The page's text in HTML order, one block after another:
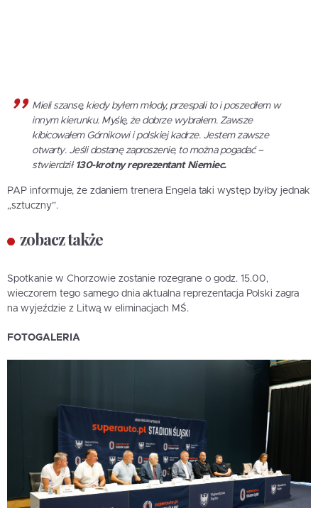
Mieli szansę, kiedy byłem młody, przespali to i poszedłem w
innym kierunku. Myślę, że dobrze wybrałem. Zawsze
kibicowałem Górnikowi i polskiej kadrze. Jestem zawsze
otwarty. Jeśli dostanę zaproszenie, to można pogadać –
stwierdził 130-krotny reprezentant Niemiec.
PAP informuje, że zdaniem trenera Engela taki występ byłby jednak
„sztuczny”.
zobacz także
Spotkanie w Chorzowie zostanie rozegrane o godz. 15.00,
wieczorem tego samego dnia aktualna reprezentacja Polski zagra
na wyjeździe z Litwą w eliminacjach MŚ.
FOTOGALERIA